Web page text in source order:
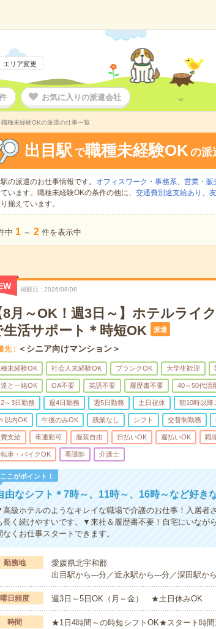
エリア変更
お気に入りの派遣会社
種未経験OKの派遣の仕事一覧
出目駅 で職種未経験OKの派
の派遣のお仕事情報です。 オフィスワーク・事務系、 営業・販
います。職種未経験OKの条件の他に、 交通費別途支給あり 、
揃えています。
中 1 ～ 2 件を表示中
掲載日 2026/08/06
8月～OK！週3日～】ホテルライ
生活サポート＊時短OK
派遣
先 ＜シニア向けマンション＞
未経験OK 社会人未経験OK ブランクOK 大学生歓迎
と一緒OK OA不要 英語不要 履歴書不要 40～50代活
～3日勤務 週4日勤務 週5日勤務 土日祝休 朝10時以降
以内OK 午後のみOK 残業なし シフト 交替制勤務
支給 車通勤可 服装自由 日払いOK 週払いOK 職
転車・バイクOK 看護師 介護士
ここがポイント！
由なシフト＊7時～、11時～、16時～など好き
級ホテルのようなキレイな職場で介護のお仕事！入居者
長く続けやすいです。▼来社＆履歴書不要！自宅にいなが
なくお仕事スタートできます。
勤務地
愛媛県北宇和郡
出目駅から---分／近永駅から---分／深田駅か
曜日頻度 週3日～5日OK（月～金） ★土日休みOK
時間
★1日4時間～の時短シフトOK★スタート時間